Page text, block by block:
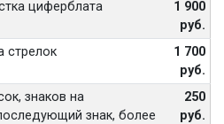
циферблата
1 900
руб.
стрелок
1 700
руб.
знаков на
знак, более
250
руб.